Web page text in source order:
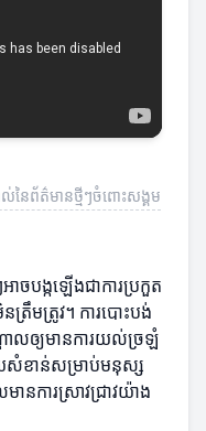
នៃព័ត៌មានថ្មីៗចំពោះសង្គម
ចបង្កឡើងជាការប្រកួត
រឹមត្រូវ។ ការបោះបង់
ាលឲ្យមានការយល់ច្រឡំ
យសំខាន់សម្រាប់មនុស្ស
ានការស្រាវជ្រាវយ៉ាង